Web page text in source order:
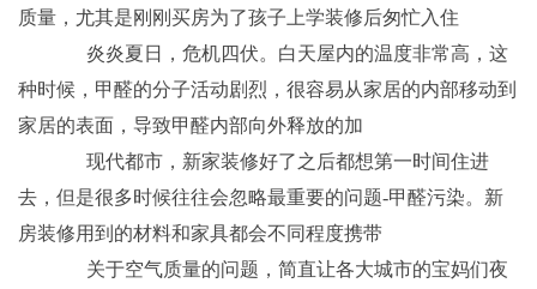
质量，尤其是刚刚买房为了孩子上学装修后匆忙入住
炎炎夏日，危机四伏。白天屋内的温度非常高，这
种时候，甲醛的分子活动剧烈，很容易从家居的内部移动到
家居的表面，导致甲醛内部向外释放的加
现代都市，新家装修好了之后都想第一时间住进
去，但是很多时候往往会忽略最重要的问题-甲醛污染。新
房装修用到的材料和家具都会不同程度携带
关于空气质量的问题，简直让各大城市的宝妈们夜